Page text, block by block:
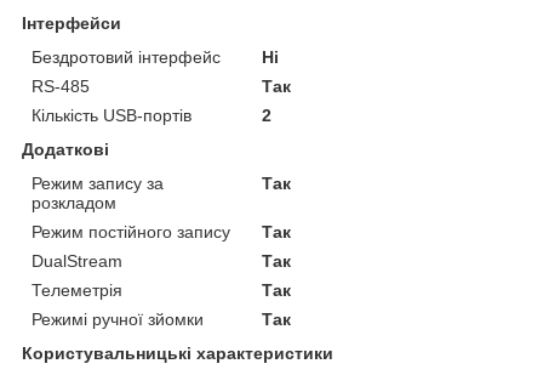
Інтерфейси
Бездротовий інтерфейс
Ні
RS-485
Так
Кількість USB-портів
2
Додаткові
Режим запису за
розкладом
Так
Режим постійного запису
Так
DualStream
Так
Телеметрія
Так
Режимі ручної зйомки
Так
Користувальницькі характеристики